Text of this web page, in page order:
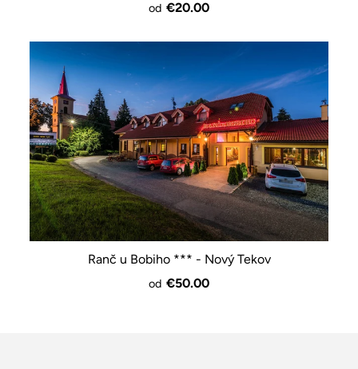
od €20.00
Ranč u Bobiho *** - Nový Tekov
od €50.00